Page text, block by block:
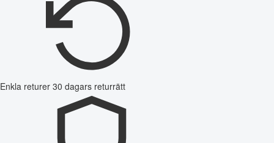
Enkla returer 30 dagars returrätt